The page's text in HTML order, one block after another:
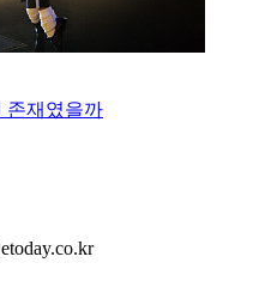
존재였을까